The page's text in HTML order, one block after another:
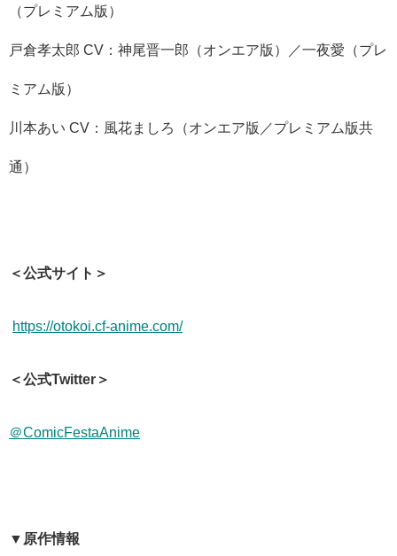
（プレミアム版）
戸倉孝太郎 CV：神尾晋一郎（オンエア版）／一夜愛（プレ
ミアム版）
川本あい CV：風花ましろ（オンエア版／プレミアム版共
通）
＜公式サイト＞
https://otokoi.cf-anime.com/
＜公式Twitter＞
＠ComicFestaAnime
▼原作情報